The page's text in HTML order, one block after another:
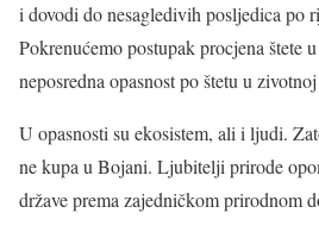
i dovodi do nesagledivih posljedica po
Pokrenućemo postupak procjena štete u
neposredna opasnost po štetu u
U opasnosti su ekosistem, ali i ljudi.
ne kupa u Bojani. Ljubitelji prirode
države prema zajedničkom prirodnom